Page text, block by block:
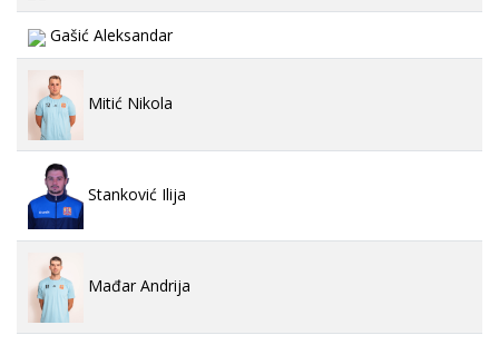
Gašić Aleksandar
Mitić Nikola
Stanković Ilija
Mađar Andrija